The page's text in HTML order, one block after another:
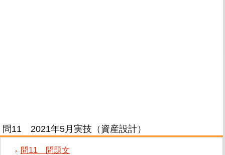
問11 2021年5月実技（資産設計）
問11 問題文